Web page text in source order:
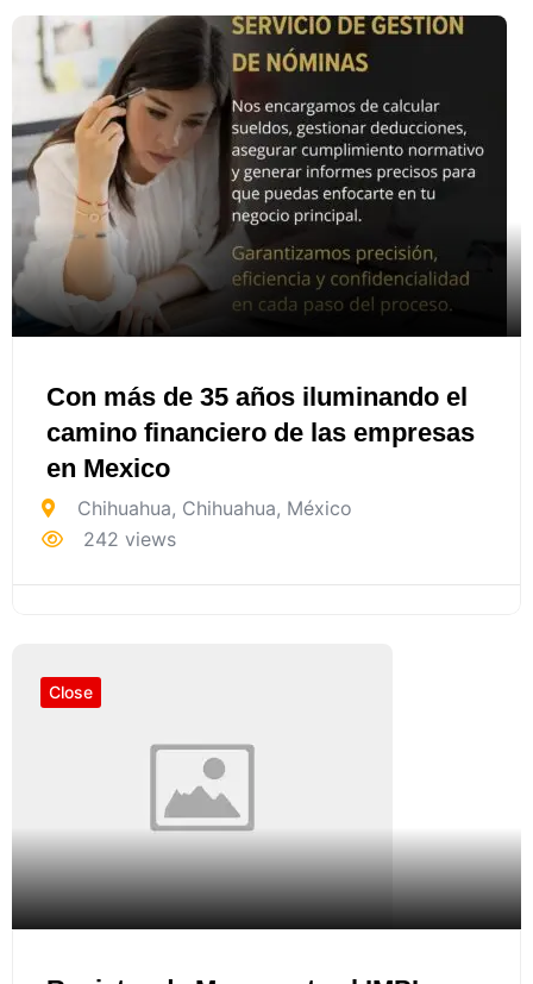
Con más de 35 años iluminando el
camino financiero de las empresas
en Mexico
Chihuahua, Chihuahua, México
242 views
Close